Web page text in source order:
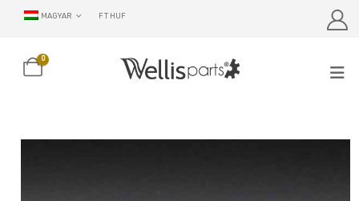
MAGYAR FT HUF
0